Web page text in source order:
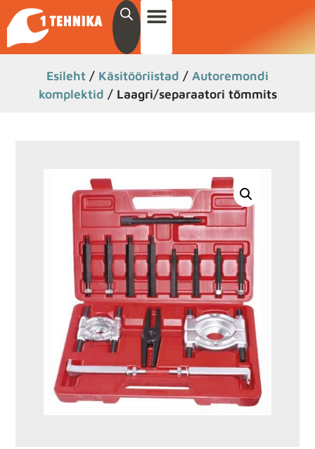
Esileht / Käsitööriistad / Autoremondi
komplektid / Laagri/separaatori tõmmits